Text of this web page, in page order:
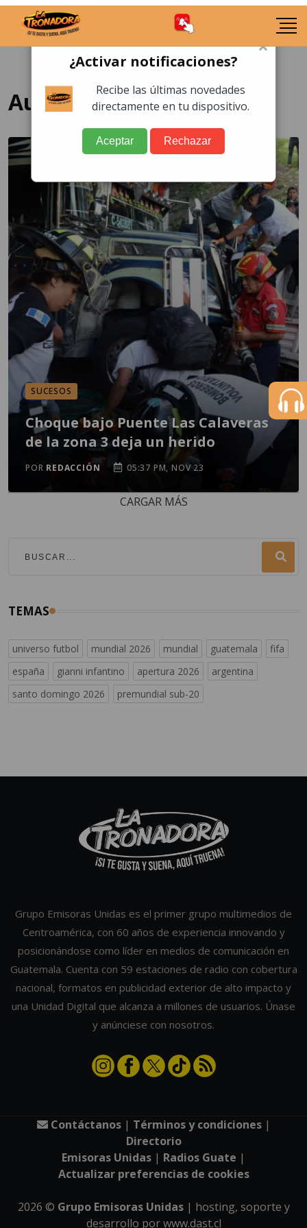
Autobuses en Guatemala
SUCESOS
Choque bajo Puente Las Calaveras
de la zona 3 deja un herido
POR REDACCIÓN 05:37 PM, NOV 23
CARGAR MÁS
TEMAS
universo futbol mundial 2026 mundial guatemala
fifa
españa
gianni infantino apertura 2026
argentina
santo domingo 2026
premundial sub-20
Grupo Emisoras Unidas es el primer grupo multimedios de
Centroamérica, con 60 años de experiencia innovando y
posicionándose como líder en medios de comunicación en
Guatemala. Cuenta con 59 estaciones de radio con cobertura
nacional, formatos en publicidad exterior de alto impacto y
una Unidad Digital que alcanza a millones de usuarios. Únase
y anúnciese con nosotros.
Contáctanos| Términos y condiciones|
Directorio
Emisoras Unidas | Radios Guate |
Actualizar preferencias de cookies
2026 © Grupo Emisoras Unidas| hosting, soporte y
desarrollo porwww.dast.cl
×
¿Activar notificaciones?
Recibe las últimas novedades
directamente en tu dispositivo.
Aceptar Rechazar